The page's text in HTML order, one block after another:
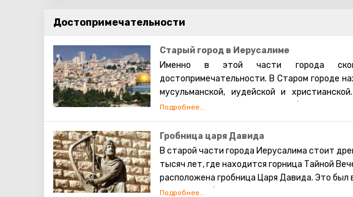
Достопримечательности
Старый город в Иерусалиме
Именно в этой части города
достопримечательности. В Старом городе
мусульманской, иудейской и
которых проживают евреи, арабы,
живут они обособленно. В армянском
экскурсий. Каждый может увидеть
просто прогулявшись по Старому
сохранившаяся римская торговая
достопримечательности Иерусалима
Гробница царя Давида
В старой части города Иерусалима стоит
тысяч лет, где находится горница Тайной
расположена гробница Царя Давида. Это был
Завета. Он объединил Израиль в мощное,